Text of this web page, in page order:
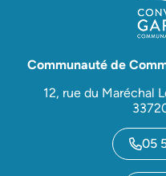
Communauté de
12, rue du Maréchal
05